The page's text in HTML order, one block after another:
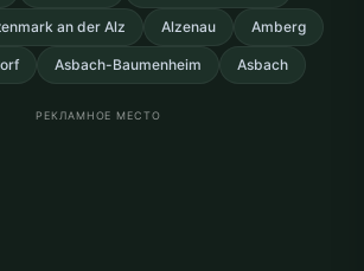
an der Alz Alzenau Amberg
Asbach-Baumenheim Asbach
РЕКЛАМНОЕ МЕСТО